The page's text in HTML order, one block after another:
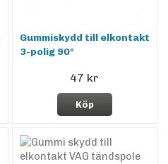
Gummiskydd till elkontakt
3-polig 90°
47 kr
Köp